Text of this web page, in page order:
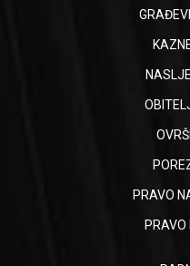
PRAVO
PRAVO